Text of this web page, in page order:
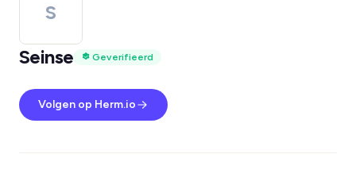
S
Seinse
Geverifieerd
Volgen op Herm.io